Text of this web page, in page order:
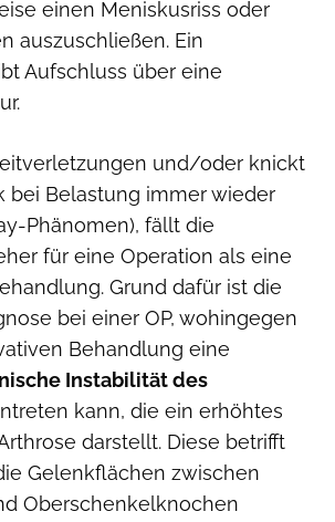
einen Meniskusriss oder
auszuschließen. Ein
Aufschluss über eine
und/oder knickt
bei Belastung immer wieder
Phänomen), fällt die
für eine Operation als eine
Grund dafür ist die
bei einer OP, wohingegen
Behandlung eine
Instabilität des
kann, die ein erhöhtes
darstellt. Diese betrifft
Gelenkflächen zwischen
Oberschenkelknochen